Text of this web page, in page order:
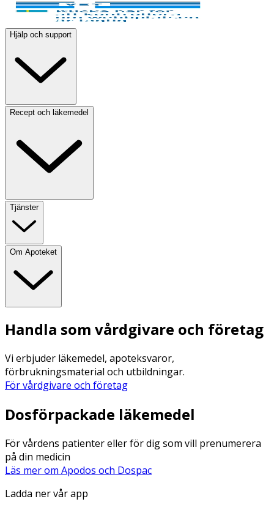
Hjälp och support
Recept och läkemedel
Tjänster
Om Apoteket
Handla som vårdgivare och företag
Vi erbjuder läkemedel, apoteksvaror,
förbrukningsmaterial och utbildningar.
För vårdgivare och företag
Dosförpackade läkemedel
För vårdens patienter eller för dig som vill prenumerera
på din medicin
Läs mer om Apodos och Dospac
Ladda ner vår app